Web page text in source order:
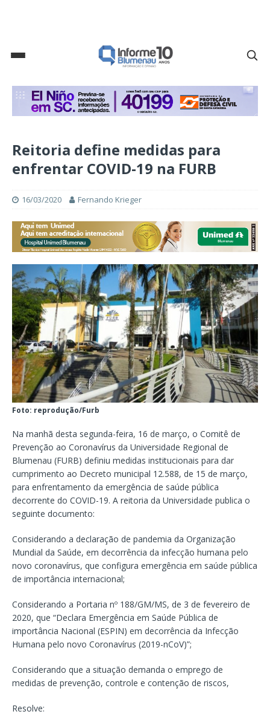
Reitoria define medidas para
enfrentar COVID-19 na FURB
16/03/2020 Fernando Krieger
Foto: reprodução/Furb
Na manhã desta segunda-feira, 16 de março, o Comitê de
Prevenção ao Coronavírus da Universidade Regional de
Blumenau (FURB) definiu medidas institucionais para dar
cumprimento ao Decreto municipal 12.588, de 15 de março,
para enfrentamento da emergência de saúde pública
decorrente do COVID-19. A reitoria da Universidade publica o
seguinte documento:
Considerando a declaração de pandemia da Organização
Mundial da Saúde, em decorrência da infecção humana pelo
novo coronavírus, que configura emergência em saúde pública
de importância internacional;
Considerando a Portaria nº 188/GM/MS, de 3 de fevereiro de
2020, que “Declara Emergência em Saúde Pública de
importância Nacional (ESPIN) em decorrência da Infecção
Humana pelo novo Coronavírus (2019-nCoV)”;
Considerando que a situação demanda o emprego de
medidas de prevenção, controle e contenção de riscos,
Resolve: